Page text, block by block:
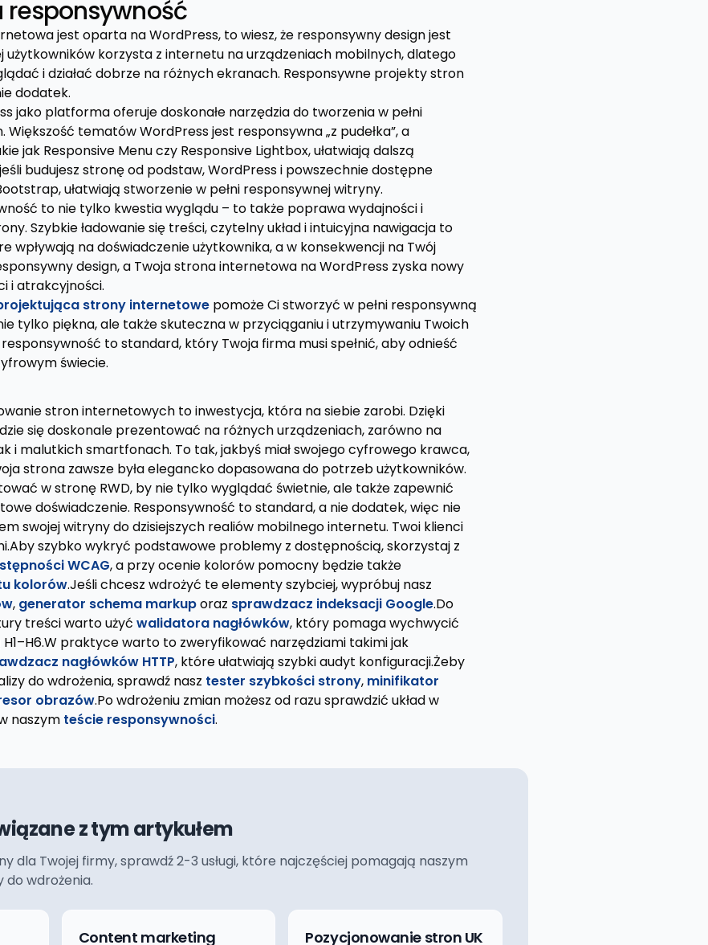
responsywność
jest oparta na WordPress, to wiesz, że responsywny design jest
użytkowników korzysta z internetu na urządzeniach mobilnych, dlatego
i działać dobrze na różnych ekranach. Responsywne projekty stron
dodatek.
jako platforma oferuje doskonałe narzędzia do tworzenia w pełni
tematów WordPress jest responsywna „z pudełka”, a
jak Responsive Menu czy Responsive Lightbox, ułatwiają dalszą
budujesz stronę od podstaw, WordPress i powszechnie dostępne
ułatwiają stworzenie w pełni responsywnej witryny.
to nie tylko kwestia wyglądu – to także poprawa wydajności i
Szybkie ładowanie się treści, czytelny układ i intuicyjna nawigacja to
wpływają na doświadczenie użytkownika, a w konsekwencji na Twój
design, a Twoja strona internetowa na WordPress zyska nowy
i atrakcyjności.
strony internetowe pomoże Ci stworzyć w pełni responsywną
tylko piękna, ale także skuteczna w przyciąganiu i utrzymywaniu Twoich
to standard, który Twoja firma musi spełnić, aby odnieść
świecie.
stron internetowych to inwestycja, która na siebie zarobi. Dzięki
się doskonale prezentować na różnych urządzeniach, zarówno na
i malutkich smartfonach. To tak, jakbyś miał swojego cyfrowego krawca,
strona zawsze była elegancko dopasowana do potrzeb użytkowników.
w stronę RWD, by nie tylko wyglądać świetnie, ale także zapewnić
doświadczenie. Responsywność to standard, a nie dodatek, więc nie
swojej witryny do dzisiejszych realiów mobilnego internetu. Twoi klienci
szybko wykryć podstawowe problemy z dostępnością, skorzystaj z
WCAG, a przy ocenie kolorów pomocny będzie także
kolorów.Jeśli chcesz wdrożyć te elementy szybciej, wypróbuj nasz
, generator schema markuporaz sprawdzacz indeksacji Google.Do
treści warto użyć walidatora nagłówków, który pomaga wychwycić
praktyce warto to zweryfikować narzędziami takimi jak
nagłówków HTTP, które ułatwiają szybki audyt konfiguracji.Żeby
do wdrożenia, sprawdź nasz tester szybkości strony, minifikator
obrazów.Po wdrożeniu zmian możesz od razu sprawdzić układ w
naszym teście responsywności.
z tym artykułem
dla Twojej firmy, sprawdź 2-3 usługi, które najczęściej pomagają naszym
do wdrożenia.
Content marketing Pozycjonowanie stron UK